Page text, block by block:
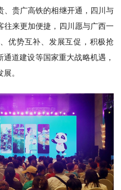
、贵广高铁的相继开通，四川与
往来更加便捷，四川愿与广西一
优势互补、发展互促，积极抢
道建设等国家重大战略机遇，
。